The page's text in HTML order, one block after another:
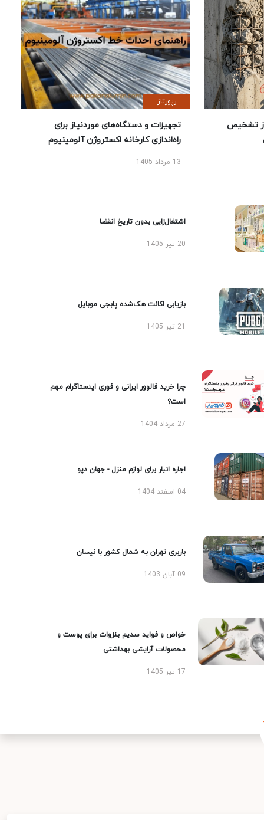
تشخیص
رپورتاژ
تجهیزات و دستگاه‌های موردنیاز برای
راه‌اندازی کارخانه اکستروژن آلومینیوم
13 مرداد 1405
اشتغال‌زایی بدون تاریخ انقضا
20 تیر 1405
بازیابی اکانت هک‌شده پابجی موبایل
چرا خرید فالوور ایرانی و فوری اینستاگرام مهم
است؟
27 مرداد 1404
اجاره انبار برای لوازم منزل - جهان دپو
04 اسفند 1404
باربری تهران به شمال کشور با نیسان
09 آبان 1403
خواص و فواید سدیم بنزوات برای پوست و
محصولات آرایشی بهداشتی
17 تیر 1405